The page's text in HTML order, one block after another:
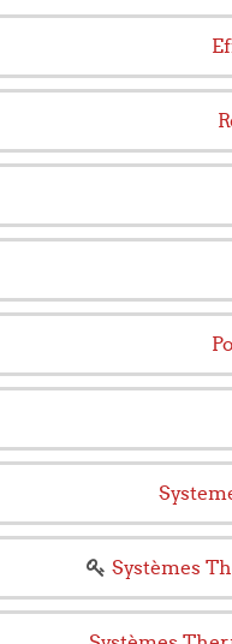
Systèmes